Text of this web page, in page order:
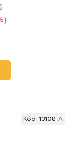
Kód: 13108-A